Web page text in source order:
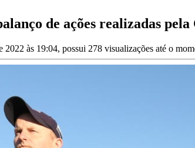
de ações realizadas
2022 às 19:04, possui 278 visualizações até o